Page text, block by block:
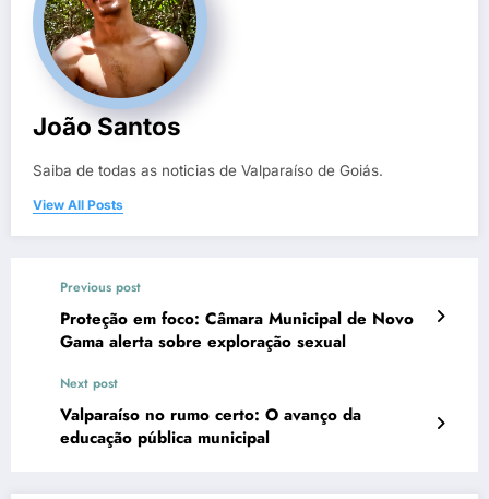
João Santos
Saiba de todas as noticias de Valparaíso de Goiás.
View All Posts
Previous post
Proteção em foco: Câmara Municipal de Novo
Gama alerta sobre exploração sexual
Next post
Valparaíso no rumo certo: O avanço da
educação pública municipal